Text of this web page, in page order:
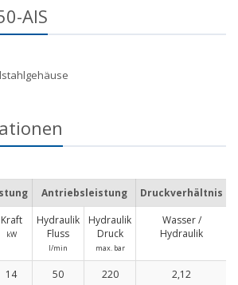
AIS
Antriebsleistung
Druckverhältnis
Kraft
kW
Hydraulik
Fluss
l/min
Hydraulik
Druck
max. bar
Wasser /
Hydraulik
14 50 220 2,12